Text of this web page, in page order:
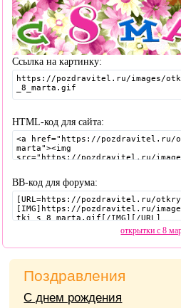
Ссылка на картинку:
HTML-код для сайта:
BB-код для форума:
открытки с 8
Поздравления
С днем рождения